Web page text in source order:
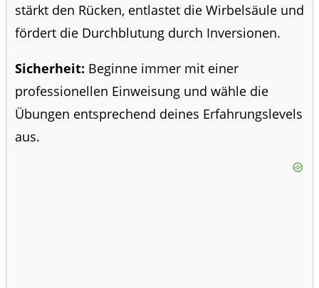
stärkt den Rücken, entlastet die Wirbelsäule und
fördert die Durchblutung durch Inversionen.
Sicherheit: Beginne immer mit einer
professionellen Einweisung und wähle die
Übungen entsprechend deines Erfahrungslevels
aus.